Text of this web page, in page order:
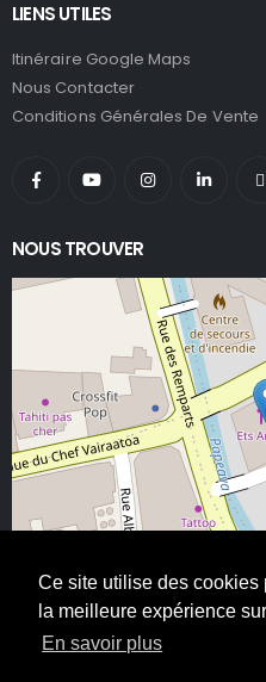
Ce site utilise des cookies
la meilleure expérience
En savoir plus
LIENS UTILES
Itinéraire Google Maps
Nous Contacter
Conditions Générales De Vente
NOUS TROUVER